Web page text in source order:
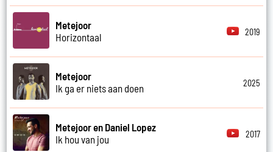
Metejoor
Horizontaal
2019
Metejoor
Ik ga er niets aan doen
2025
Metejoor en Daniel Lopez
Ik hou van jou
2017